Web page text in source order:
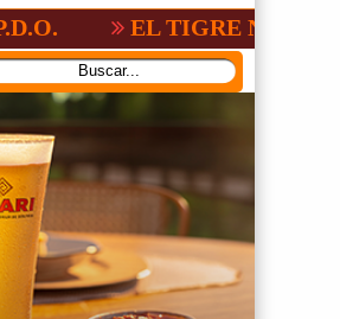
EL TIGRE NO PERDONO A